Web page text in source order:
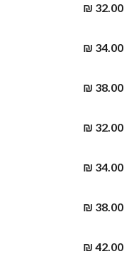
₪ 32.00
₪ 34.00
₪ 38.00
₪ 32.00
₪ 34.00
₪ 38.00
₪ 42.00